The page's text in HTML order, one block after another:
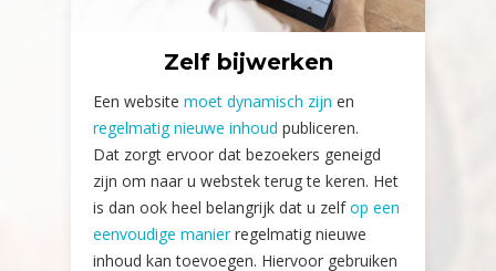
Zelf bijwerken
Een website moet dynamisch zijn en
regelmatig nieuwe inhoud publiceren.
Dat zorgt ervoor dat bezoekers geneigd
zijn om naar u webstek terug te keren. Het
is dan ook heel belangrijk dat u zelfop een
eenvoudige manierregelmatig nieuwe
inhoud kan toevoegen. Hiervoor gebruiken